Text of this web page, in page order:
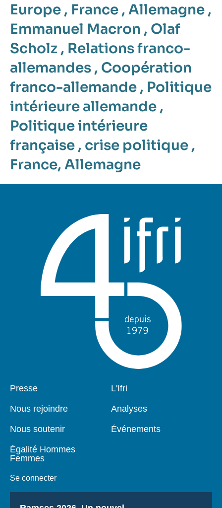
Europe , France , Allemagne ,
Emmanuel Macron , Olaf
Scholz , Relations franco-
allemandes , Coopération
franco-allemande , Politique
intérieure allemande ,
Politique intérieure
française , crise politique ,
France, Allemagne
Pied
Presse
Nous rejoindre
Nous soutenir
Égalité Hommes
Femmes
Se connecter
Navigation
L'Ifri
Analyses
Événements